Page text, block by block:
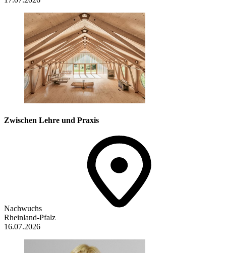
Zwischen Lehre und Praxis
Nachwuchs
Rheinland-Pfalz
16.07.2026